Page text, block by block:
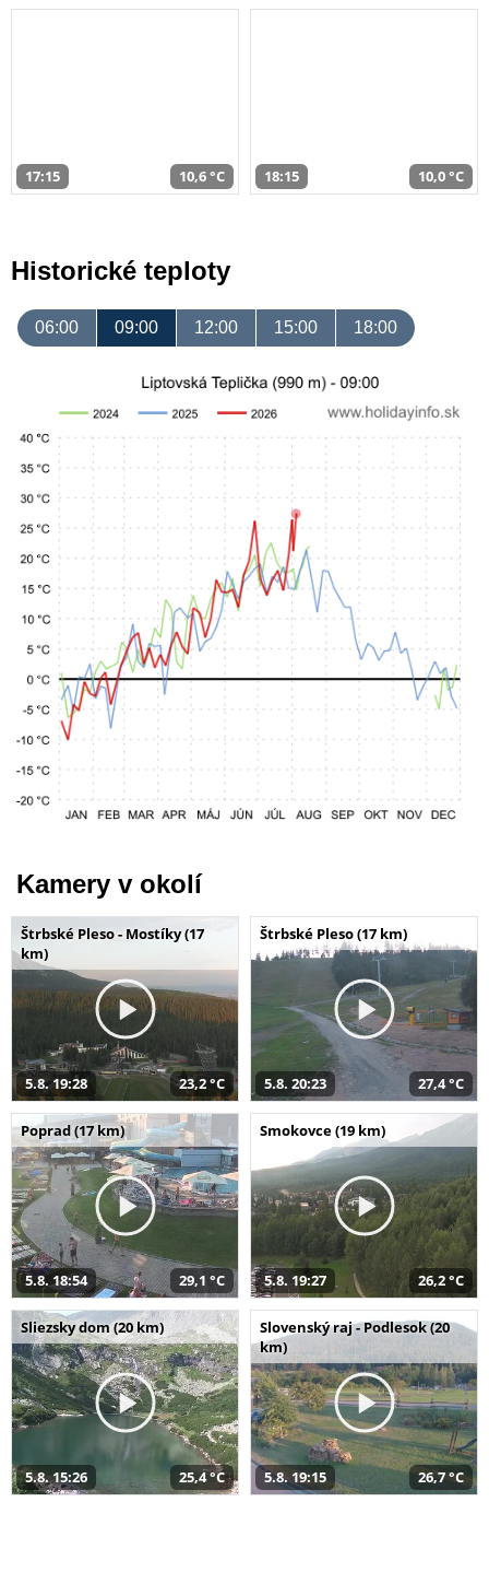
17:15 10,6 °C 18:15 10,0 °C
Historické teploty
06:00 09:00 12:00 15:00 18:00
Kamery v okolí
Štrbské Pleso - Mostíky (17
km)
5.8. 19:28 23,2 °C
Štrbské Pleso (17 km)
5.8. 20:23 27,4 °C
Poprad (17 km)
5.8. 18:54 29,1 °C
Smokovce (19 km)
5.8. 19:27 26,2 °C
Sliezsky dom (20 km)
5.8. 15:26 25,4 °C
Slovenský raj - Podlesok (20
km)
5.8. 19:15 26,7 °C